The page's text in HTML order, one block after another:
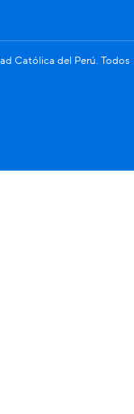
Católica del Perú. Todos